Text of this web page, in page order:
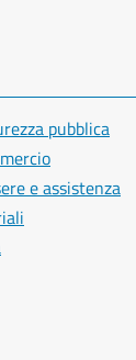
pubblica
e assistenza